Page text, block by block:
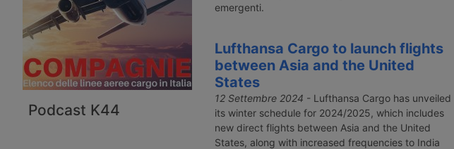
Podcast K44
emergenti.
Lufthansa Cargo to launch flights
between Asia and the United
States
12 Settembre 2024 - Lufthansa Cargo has unveiled
its winter schedule for 2024/2025, which includes
new direct flights between Asia and the United
States, along with increased frequencies to India